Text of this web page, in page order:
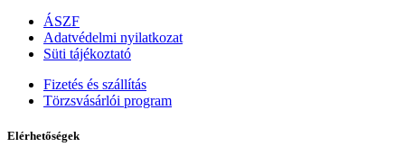
ÁSZF
Adatvédelmi nyilatkozat
Süti tájékoztató
Fizetés és szállítás
Törzsvásárlói program
Elérhetőségek